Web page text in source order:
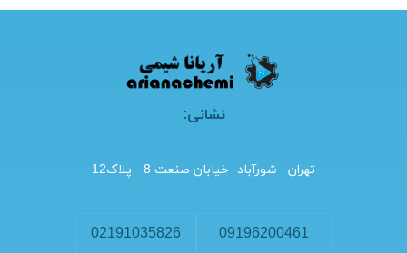
نشانی:
تهران - شورآباد- خیابان صنعت 8 - پلاک12
09196200461
02191035826